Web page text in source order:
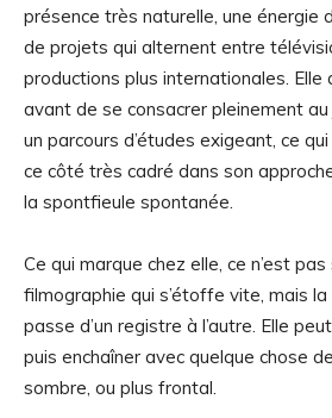
présence très naturelle, une énergie
de projets qui alternent entre
productions plus internationales. Elle
avant de se consacrer pleinement au
un parcours d’études exigeant, ce
ce côté très cadré dans son
la spontfieule spontanée.
Ce qui marque chez elle, ce n’est
filmographie qui s’étoffe vite, mais
passe d’un registre à l’autre. Elle
puis enchaîner avec quelque chose
sombre, ou plus frontal.